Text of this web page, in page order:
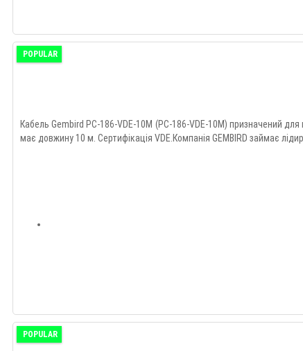
POPULAR
Кабель Gembird PC-186-VDE-10M (PC-186-VDE-10M) призначений
має довжину 10 м. Сертифікація VDE.Компанія GEMBIRD займає
POPULAR